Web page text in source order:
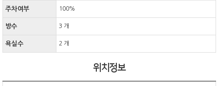
주차여부 100%
방수 3 개
욕실수 2 개
위치정보